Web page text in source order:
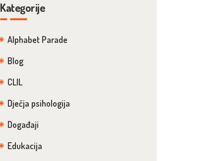
Kategorije
Alphabet Parade
Blog
CLIL
Dječja psihologija
Događaji
Edukacija